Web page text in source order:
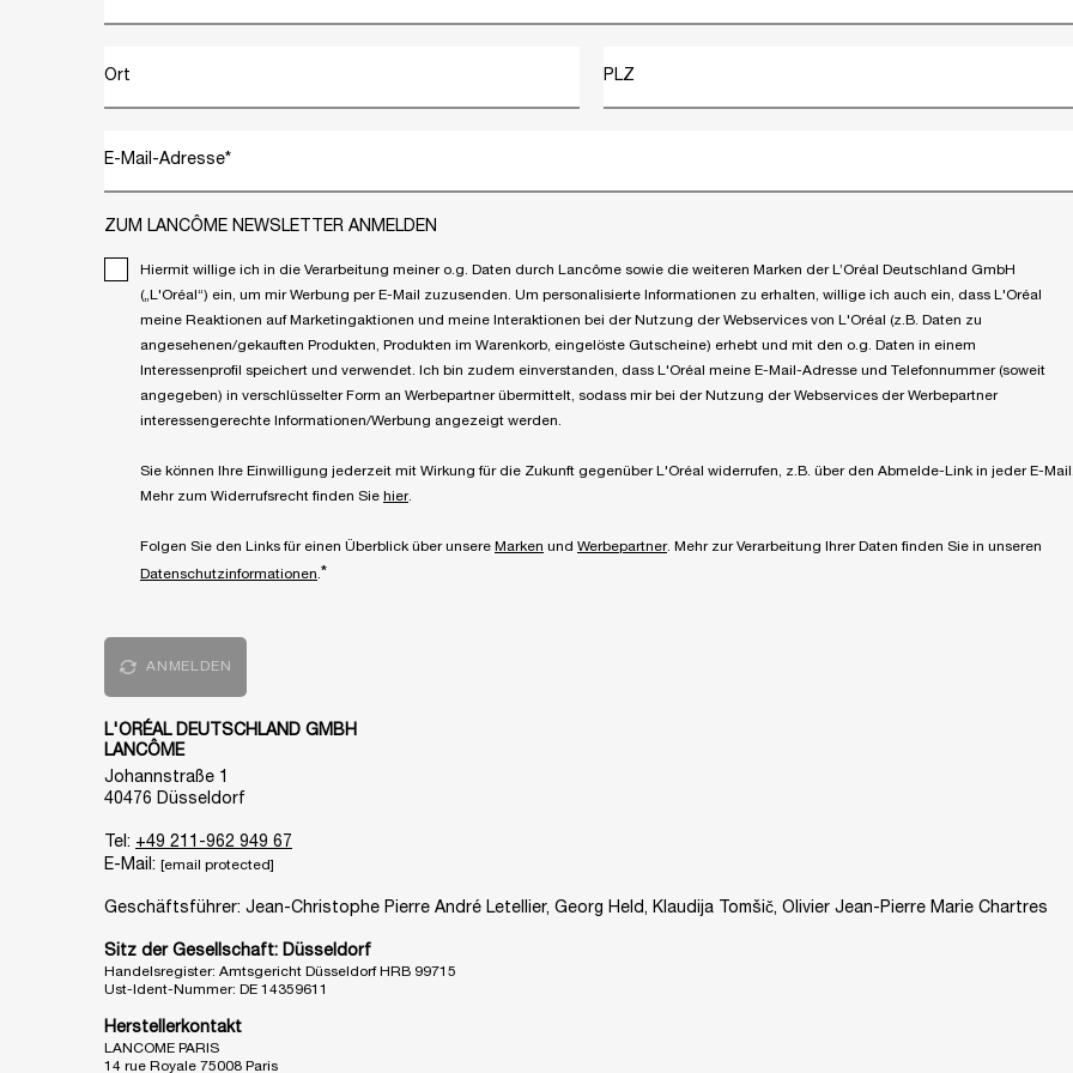
Ort PLZ
E-Mail-Adresse*
ZUM LANCÔME NEWSLETTER ANMELDEN
Hiermit willige ich in die Verarbeitung meiner o.g. Daten durch Lancôme sowie die weiteren Marken der L’Oréal Deutschland GmbH
(„L'Oréal“) ein, um mir Werbung per E-Mail zuzusenden. Um personalisierte Informationen zu erhalten, willige ich auch ein, dass L'Oréal
meine Reaktionen auf Marketingaktionen und meine Interaktionen bei der Nutzung der Webservices von L'Oréal (z.B. Daten zu
angesehenen/gekauften Produkten, Produkten im Warenkorb, eingelöste Gutscheine) erhebt und mit den o.g. Daten in einem
Interessenprofil speichert und verwendet. Ich bin zudem einverstanden, dass L'Oréal meine E-Mail-Adresse und Telefonnummer (soweit
angegeben) in verschlüsselter Form an Werbepartner übermittelt, sodass mir bei der Nutzung der Webservices der Werbepartner
interessengerechte Informationen/Werbung angezeigt werden.
Sie können Ihre Einwilligung jederzeit mit Wirkung für die Zukunft gegenüber L'Oréal widerrufen, z.B. über den Abmelde-Link in jeder E-
Mehr zum Widerrufsrecht finden Sie hier.
Folgen Sie den Links für einen Überblick über unsere Marken und Werbepartner. Mehr zur Verarbeitung Ihrer Daten finden Sie in unseren
Datenschutzinformationen *
ANMELDEN
L'ORÉAL DEUTSCHLAND GMBH
LANCÔME
Johannstraße 1
40476 Düsseldorf
Tel: +49 211-962 949 67
E-Mail:
[email protected]
Geschäftsführer: Jean-Christophe Pierre André Letellier, Georg Held, Klaudija Tomšič, Olivier Jean-Pierre Marie Chartres
Sitz der Gesellschaft: Düsseldorf
Handelsregister: Amtsgericht Düsseldorf HRB 99715
Ust-Ident-Nummer: DE 14359611
Herstellerkontakt
LANCOME PARIS
14 rue Royale 75008 Paris